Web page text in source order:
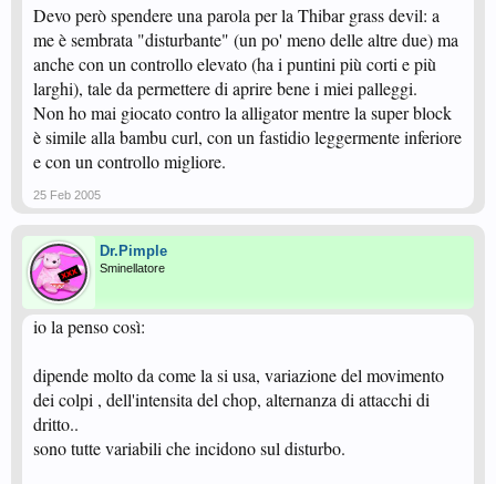
Devo però spendere una parola per la Thibar grass devil: a
me è sembrata "disturbante" (un po' meno delle altre due) ma
anche con un controllo elevato (ha i puntini più corti e più
larghi), tale da permettere di aprire bene i miei palleggi.
Non ho mai giocato contro la alligator mentre la super block
è simile alla bambu curl, con un fastidio leggermente inferiore
e con un controllo migliore.
25 Feb 2005
Dr.Pimple
Sminellatore
io la penso così:
dipende molto da come la si usa, variazione del movimento
dei colpi , dell'intensita del chop, alternanza di attacchi di
dritto..
sono tutte variabili che incidono sul disturbo.